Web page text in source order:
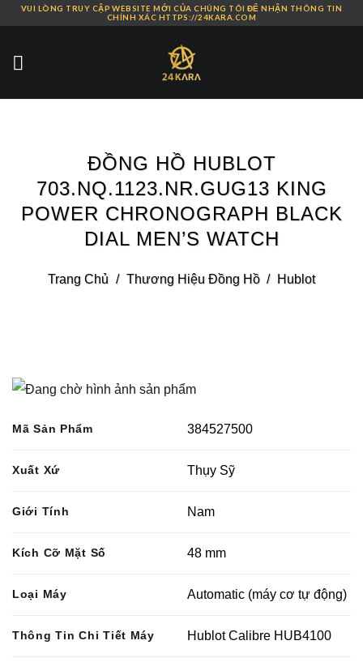
Skip
content
VUI LÒNG TRUY CẬP WEBSITE MỚI CỦA CHÚNG TÔI ĐỂ NHẬN THÔNG TIN
CHÍNH XÁC HTTPS://24KARA.COM
ĐỒNG HỒ HUBLOT
703.NQ.1123.NR.GUG13 KING
POWER CHRONOGRAPH BLACK
DIAL MEN’S WATCH
Trang Chủ / Thương Hiệu Đồng Hồ / Hublot
Mã Sản Phẩm 384527500
Xuất Xứ Thụy Sỹ
Giới Tính Nam
Kích Cỡ Mặt Số 48 mm
Loại Máy Automatic (máy cơ tự động)
Thông Tin Chi Tiết Máy Hublot Calibre HUB4100